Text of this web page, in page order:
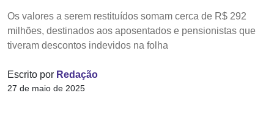
Os valores a serem restituídos somam cerca de R$ 292
milhões, destinados aos aposentados e pensionistas que
tiveram descontos indevidos na folha
Escrito por Redação
27 de maio de 2025